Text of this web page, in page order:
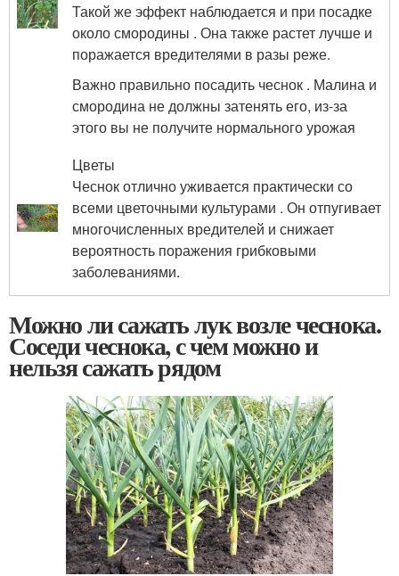
Такой же эффект наблюдается и при посадке
около смородины . Она также растет лучше и
поражается вредителями в разы реже.
Важно правильно посадить чеснок . Малина и
смородина не должны затенять его, из-за
этого вы не получите нормального урожая
Цветы
Чеснок отлично уживается практически со
всеми цветочными культурами . Он отпугивает
многочисленных вредителей и снижает
вероятность поражения грибковыми
заболеваниями.
Можно ли сажать лук возле чеснока.
Соседи чеснока, с чем можно и
нельзя сажать рядом